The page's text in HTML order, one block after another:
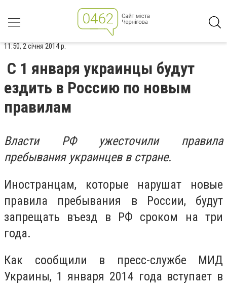
11:50, 2 січня 2014 р.
С 1 января украинцы будут
ездить в Россию по новым
правилам
Власти РФ ужесточили правила
пребывания украинцев в стране.
Иностранцам, которые нарушат новые
правила пребывания в России, будут
запрещать въезд в РФ сроком на три
года.
Как сообщили в пресс-службе МИД
Украины, 1 января 2014 года вступает в